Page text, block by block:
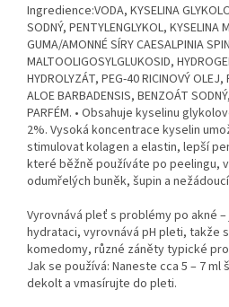
Ingredience:VODA, KYSELINA
SODNÝ, PENTYLENGLYKOL, KYSELINA
GUMA/AMONNÉ SÍRY CAESALPINIA
MALTOOLIGOSYLGLUKOSID,
HYDROLYZÁT, PEG-40 RICINOVÝ
ALOE BARBADENSIS, BENZOÁT
PARFÉM. • Obsahuje kyselinu
2%. Vysoká koncentrace kyselin
stimulovat kolagen a elastin, lepší
které běžně používáte po peelingu,
odumřelých buněk, šupin a
Vyrovnává pleť s problémy po akné
hydrataci, vyrovnává pH pleti, takže
komedomy, různé záněty typické
Jak se používá: Naneste cca 5 – 7
dekolt a vmasírujte do pleti.